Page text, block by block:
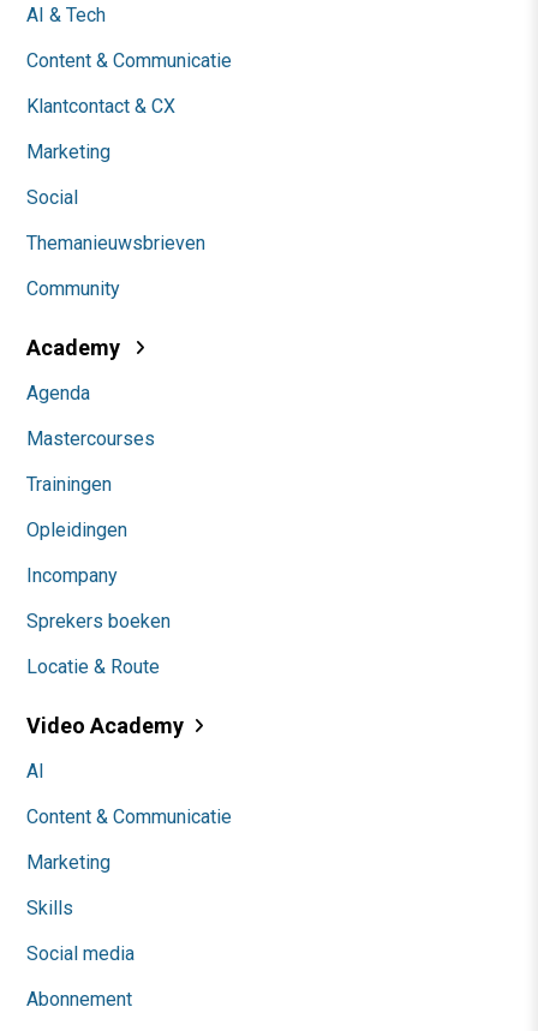
AI & Tech
Content & Communicatie
Klantcontact & CX
Marketing
Social
Themanieuwsbrieven
Community
Academy
Agenda
Mastercourses
Trainingen
Opleidingen
Incompany
Sprekers boeken
Locatie & Route
Video Academy
AI
Content & Communicatie
Marketing
Skills
Social media
Abonnement